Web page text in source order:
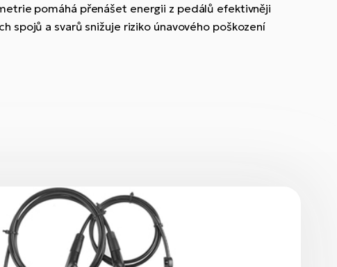
pomáhá přenášet energii z pedálů efektivněji
spojů a svarů snižuje riziko únavového poškození